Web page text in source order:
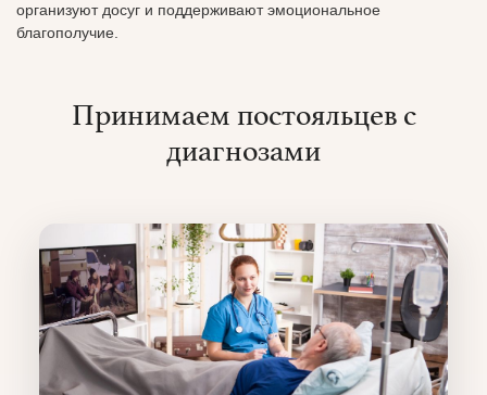
организуют досуг и поддерживают эмоциональное
благополучие.
Принимаем постояльцев с
диагнозами